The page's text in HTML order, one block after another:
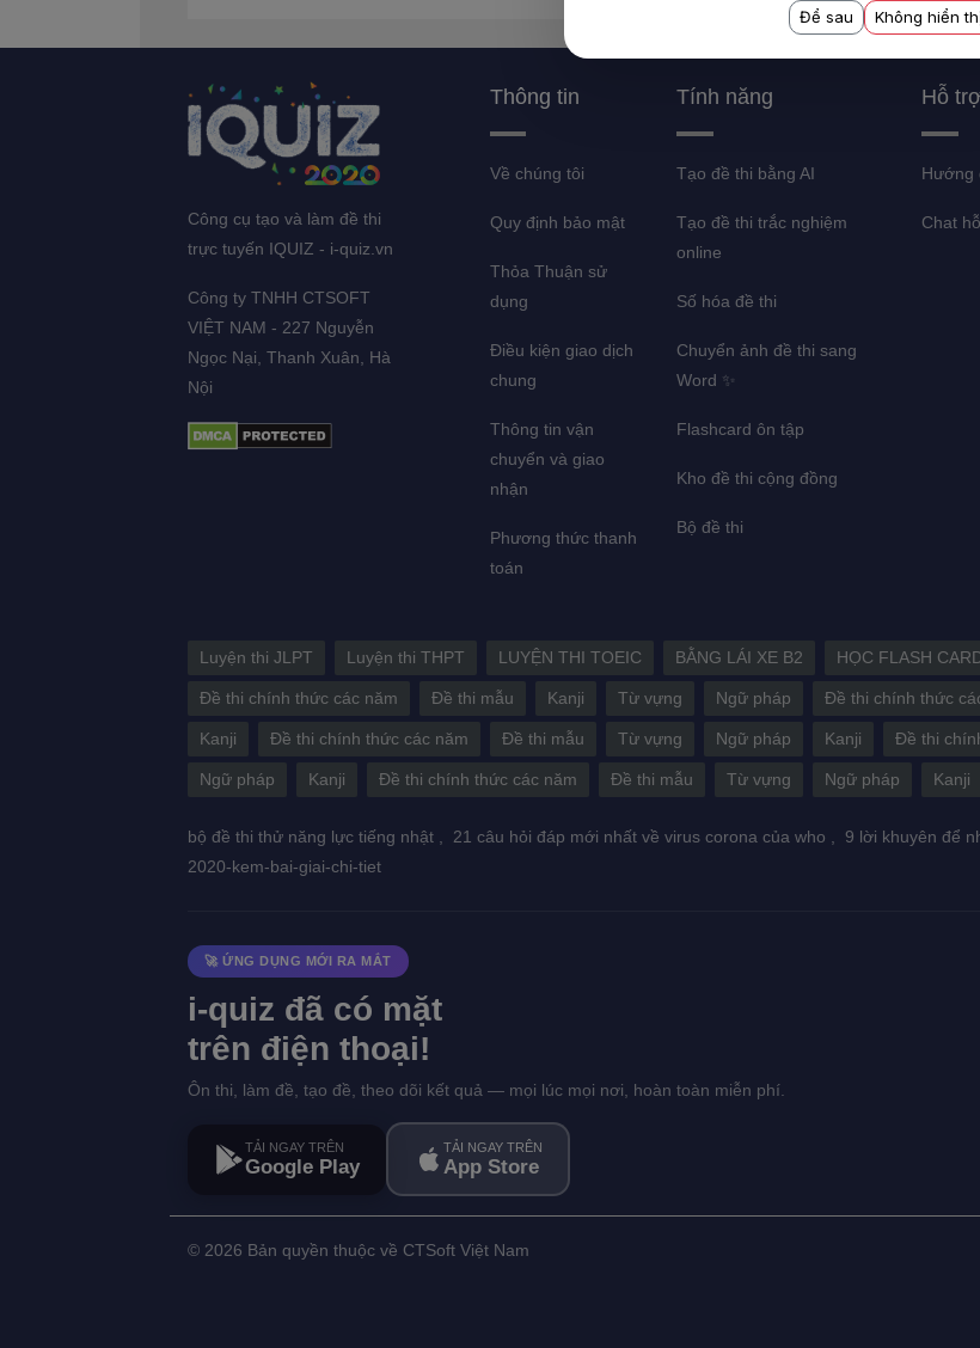
Công cụ tạo và làm đề thi
trực tuyến IQUIZ - i-quiz.vn
Công ty TNHH CTSOFT
VIỆT NAM - 227 Nguyễn
Ngọc Nại, Thanh Xuân, Hà
Nội
Thông tin
Về chúng tôi
Quy định bảo mật
Thỏa Thuận sử
dụng
Điều kiện giao dịch
chung
Thông tin vận
chuyển và giao
nhận
Phương thức thanh
toán
Tính năng
Tạo đề thi bằng AI
Tạo đề thi trắc nghiệm
online
Số hóa đề thi
Chuyển ảnh đề thi sang
Word ✨
Flashcard ôn tập
Kho đề thi cộng đồng
Bộ đề thi
Hỗ
Hướng
Chat
Luyện thi JLPT Luyện thi THPT LUYỆN THI TOEIC BẰNG LÁI XE B2 HỌC FLASH
Đề thi chính thức các năm Đề thi mẫu Kanji Từ vựng Ngữ pháp Đề thi chính thức
Kanji Đề thi chính thức các năm Đề thi mẫu Từ vựng Ngữ pháp Kanji Đề thi
Ngữ pháp Kanji Đề thi chính thức các năm Đề thi mẫu Từ vựng Ngữ pháp Kanji
bộ đề thi thử năng lực tiếng nhật , 21 câu hỏi đáp mới nhất về virus corona của who , 9 lời khuyên để
2020-kem-bai-giai-chi-tiet
🚀 ỨNG DỤNG MỚI RA MẮT
i-quiz đã có mặt
trên điện thoại!
Ôn thi, làm đề, tạo đề, theo dõi kết quả — mọi lúc mọi nơi, hoàn toàn miễn phí.
TẢI NGAY TRÊN
Google Play
TẢI NGAY TRÊN
App Store
© 2026 Bản quyền thuộc về CTSoft Việt Nam
Để sau Không hiển